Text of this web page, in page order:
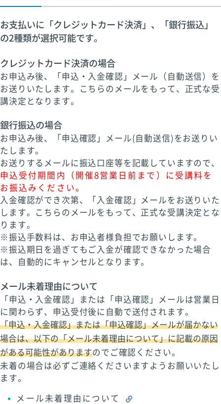
お支払いに「クレジットカード決済」、「銀行振込」
の2種類が選択可能です。
クレジットカード決済の場合
お申込み後、「申込・入金確認」メール（自動送信）を
お送りいたします。こちらのメールをもって、正式な受
講決定となります。
銀行振込の場合
お申込み後、「申込確認」メール(自動送信)をお送りい
たします。
お送りするメールに振込口座等を記載していますので、
申込受付期間内（開催8営業日前まで）に受講料を
お振込みください。
入金確認ができ次第、「入金確認」メールをお送りいた
します。こちらのメールをもって、正式な受講決定とな
ります。
※振込手数料は、お申込者様負担でお願いします。
※振込期日を過ぎてもご入金が確認できなかった場合
は、自動的にキャンセルとなります。
メール未着理由について
「申込・入金確認」または「申込確認」メールは営業日
に関わらず、申込受付後に自動で送付されます。
「申込・入金確認」または「申込確認」メールが届かない
場合は、以下の「メール未着理由について」に記載の原因
がある可能性がありますのでご確認ください。
未着の場合は必ずご連絡くださいますようお願いいたし
ます。
メール未着理由について